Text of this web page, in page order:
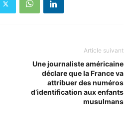
Article suivant
Une journaliste américaine
déclare que la France va
attribuer des numéros
d’identification aux enfants
musulmans